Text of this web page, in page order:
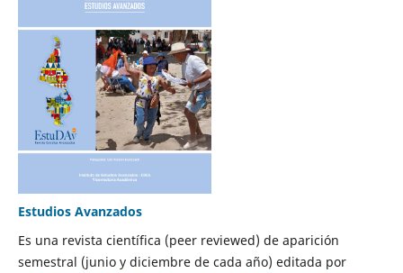
Estudios Avanzados
Es una revista científica (peer reviewed) de aparición
semestral (junio y diciembre de cada año) editada por